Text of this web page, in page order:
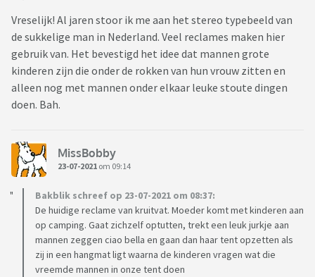
Vreselijk! Al jaren stoor ik me aan het stereo typebeeld van
de sukkelige man in Nederland. Veel reclames maken hier
gebruik van. Het bevestigd het idee dat mannen grote
kinderen zijn die onder de rokken van hun vrouw zitten en
alleen nog met mannen onder elkaar leuke stoute dingen
doen. Bah.
MissBobby
23-07-2021 om 09:14
Bakblik schreef op 23-07-2021 om 08:37:
De huidige reclame van kruitvat. Moeder komt met kinderen aan
op camping. Gaat zichzelf optutten, trekt een leuk jurkje aan
mannen zeggen ciao bella en gaan dan haar tent opzetten als
zij in een hangmat ligt waarna de kinderen vragen wat die
vreemde mannen in onze tent doen